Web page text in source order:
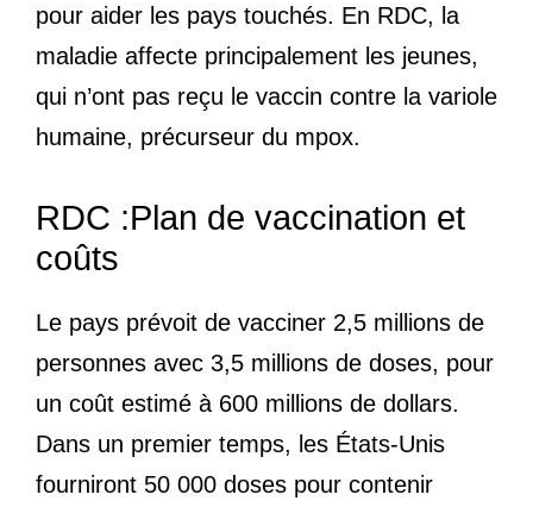
pour aider les pays touchés. En RDC, la
maladie affecte principalement les jeunes,
qui n’ont pas reçu le vaccin contre la variole
humaine, précurseur du mpox.
RDC :Plan de vaccination et
coûts
Le pays prévoit de vacciner 2,5 millions de
personnes avec 3,5 millions de doses, pour
un coût estimé à 600 millions de dollars.
Dans un premier temps, les États-Unis
fourniront 50 000 doses pour contenir